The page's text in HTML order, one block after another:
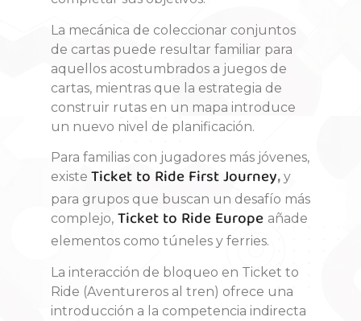
La mecánica de coleccionar conjuntos
de cartas puede resultar familiar para
aquellos acostumbrados a juegos de
cartas, mientras que la estrategia de
construir rutas en un mapa introduce
un nuevo nivel de planificación.
Para familias con jugadores más jóvenes,
existe Ticket to Ride First Journey,y
para grupos que buscan un desafío más
complejo, Ticket to Ride Europe añade
elementos como túneles y ferries.
La interacción de bloqueo en Ticket to
Ride (Aventureros al tren) ofrece una
introducción a la competencia indirecta